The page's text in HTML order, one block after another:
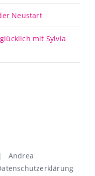
Neustart
mit Sylvia
Andrea